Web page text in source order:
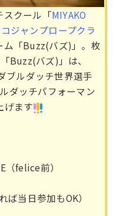
スクール「MIYAKO
ジャンプロープクラ
ム「Buzz(バズ)」。枚
Buzz(バズ)」は、
ブルダッチ世界選手
ダッチパフォーマン
げます
（felice前）
当日参加もOK）